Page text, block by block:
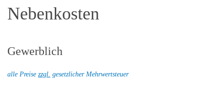
Nebenkosten
Gewerblich
alle Preise zzgl. gesetzlicher Mehrwertsteuer